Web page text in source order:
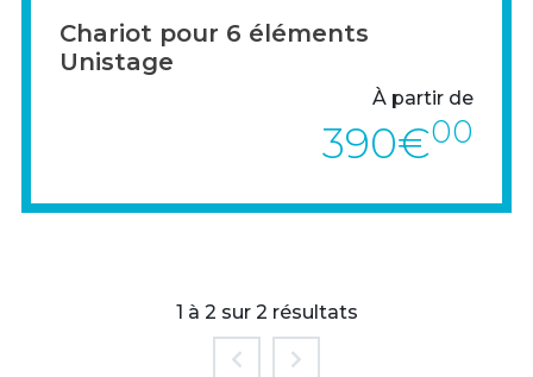
EXPOSITIONS, AFFICHAGES & CONFÉRENCES
PERSONNALISATION
Chariot pour 6 éléments
Unistage
À partir de
390€00
> VOIR LE PRODUIT
1 à 2 sur 2 résultats